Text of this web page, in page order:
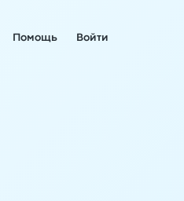
Помощь Войти